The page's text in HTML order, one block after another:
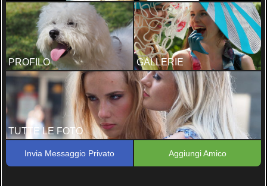
PROFILO GALLERIE
TUTTE LE FOTO
Invia Messaggio Privato Aggiungi Amico